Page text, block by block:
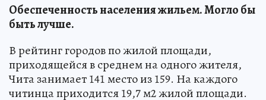
Обеспеченность населения жильем. Могло бы
быть лучше.
В рейтинг городов по жилой площади,
приходящейся в среднем на одного жителя,
Чита занимает 141 место из 159. На каждого
читинца приходится 19,7 м2 жилой площади.